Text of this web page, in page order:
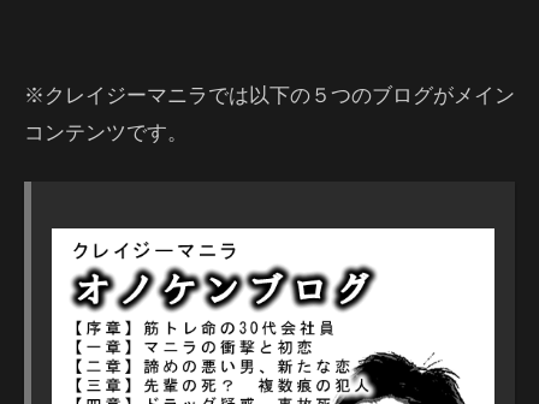
※クレイジーマニラでは以下の５つのブログがメイン
コンテンツです。